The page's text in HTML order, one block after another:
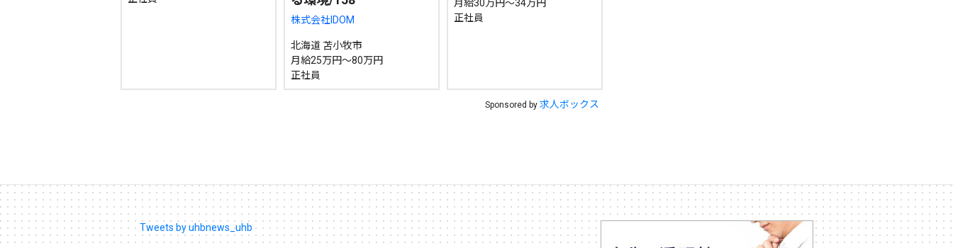
株式会社IDOM
北海道 苫小牧市
月給25万円～80万円
正社員
月給30万円～34万円
正社員
Sponsored by 求人ボックス
Tweets by uhbnews_uhb